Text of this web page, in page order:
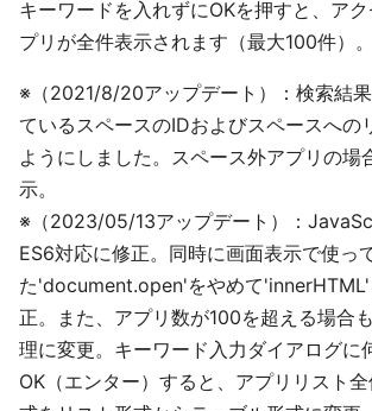
キーワードを入れずにOKを押すと、ア
プリが全件表示されます（最大100件）。
※（2021/8/20アップデート）：検索結
ているスペースのIDおよびスペースへの
ようにしました。スペース外アプリの
示。
※（2023/05/13アップデート）：
ES6対応に修正。同時に画面表示で使っ
た'document.open'をやめて'innerHTML'
正。また、アプリ数が100を超える場合
理に変更。キーワード入力ダイアログに
OK（エンター）すると、アプリリスト